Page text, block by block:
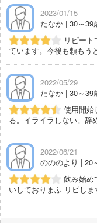
2023/01/15
たなか | 30～39
リピー
ています。今後も頼もう
2022/05/29
たなか | 30～39
使用開始
る。イライラしない。辞
2022/06/21
のののより | 20
飲み始め
いしておりまふ リピしま